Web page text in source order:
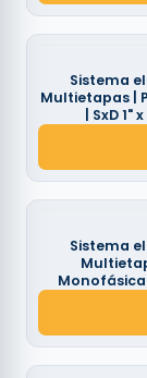
Sistema
Multietapas |
| SxD
Sistema
Monofásica